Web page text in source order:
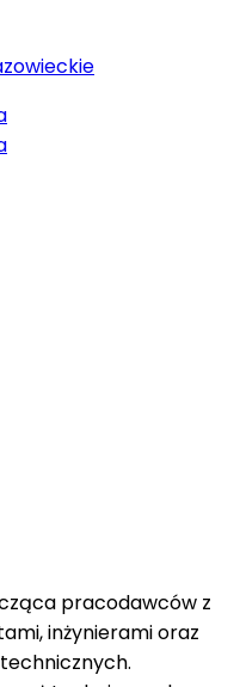
pracodawców z
inżynierami oraz